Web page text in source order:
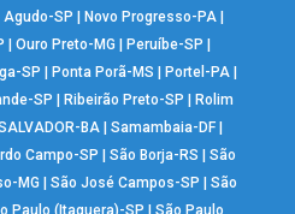
Agudo-SP Novo Progresso-PA
|Ouro Preto-MG Peruíbe-SP
SP Ponta Porã-MS Portel-PA|
SP Ribeirão Preto-SP
Rolim
BA |Samambaia-DF
Campo-SP São Borja-RS
São
MG São José Campos-SP
São
Paulo (Itaquera)-SP São Paulo